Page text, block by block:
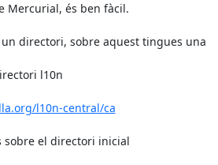
Mercurial, és ben fàcil.
directori, sobre aquest tingues una
l10n
l10n-central/ca
sobre el directori inicial